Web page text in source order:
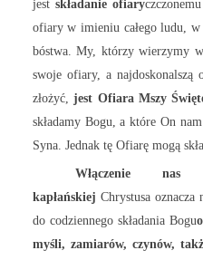
jest składanie ofiary
ofiary w imieniu całego ludu, w
bóstwa. My, którzy wierzymy w
swoje ofiary, a najdoskonalszą
złożyć,jest Ofiara Mszy
składamy Bogu, a które On
Syna. Jednak tę Ofiarę mogą
Włączenie
kapłańskiej Chrystusa oznacza
do codziennego składania Bogu
myśli, zamiarów, czynów,